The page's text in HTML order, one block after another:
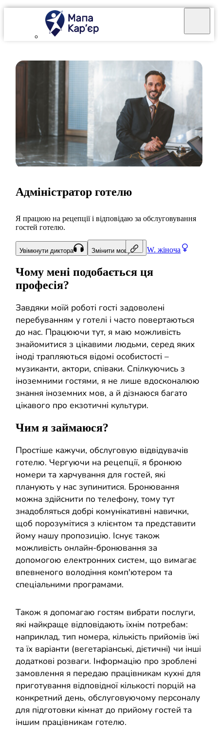
W. жіноча
Адміністратор готелю
Я працюю на рецепції і відповідаю за обслуговування
гостей готелю.
Увімкнути диктора Змінити мову
Чому мені подобається ця
професія?
Завдяки моїй роботі гості задоволені
перебуванням у готелі і часто повертаються
до нас. Працюючи тут, я маю можливість
знайомитися з цікавими людьми, серед яких
іноді трапляються відомі особистості –
музиканти, актори, співаки. Спілкуючись з
іноземними гостями, я не лише вдосконалюю
знання іноземних мов, а й дізнаюся багато
цікавого про екзотичні культури.
Чим я займаюся?
Простіше кажучи, обслуговую відвідувачів
готелю. Чергуючи на рецепції, я бронюю
номери та харчування для гостей, які
планують у нас зупинитися. Бронювання
можна здійснити по телефону, тому тут
знадобляться добрі комунікативні навички,
щоб порозумітися з клієнтом та представити
йому нашу пропозицію. Існує також
можливість онлайн-бронювання за
допомогою електронних систем, що вимагає
впевненого володіння комп'ютером та
спеціальними програмами.
Також я допомагаю гостям вибрати послуги,
які найкраще відповідають їхнім потребам:
наприклад, тип номера, кількість прийомів їжі
та їх варіанти (вегетаріанські, дієтичні) чи інші
додаткові розваги. Інформацію про зроблені
замовлення я передаю працівникам кухні для
приготування відповідної кількості порцій на
конкретний день, обслуговуючому персоналу
для підготовки кімнат до прийому гостей та
іншим працівникам готелю.